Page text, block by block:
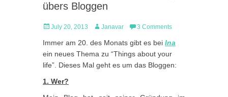
übers Bloggen
Posted
July 20, 2013 Author
Janavar 3 Comments
Immer am 20. des Monats gibt es bei Ina
ein neues Thema zu “Things about your
life”. Dieses Mal geht es um das Bloggen:
1. Wer?